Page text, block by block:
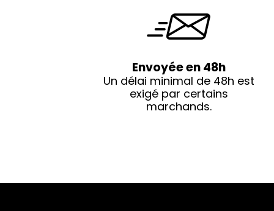
Envoyée en 48h
Un délai minimal de 48h est
exigé par certains
marchands.